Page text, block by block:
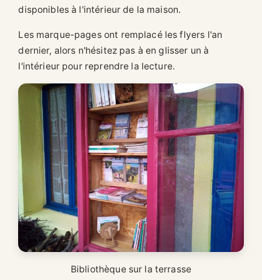
disponibles à l'intérieur de la maison.
Les marque-pages ont remplacé les flyers l'an
dernier, alors n'hésitez pas à en glisser un à
l'intérieur pour reprendre la lecture.
Bibliothèque sur la terrasse